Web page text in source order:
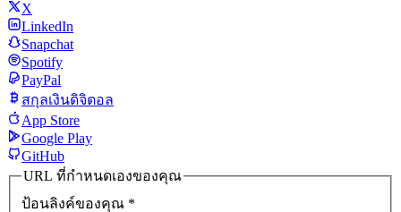
X
LinkedIn
Snapchat
Spotify
PayPal
สกุลเงินดิจิตอล
App Store
Google Play
GitHub
URL ที่กำหนดเองของคุณ
ป้อนลิงค์ของคุณ *